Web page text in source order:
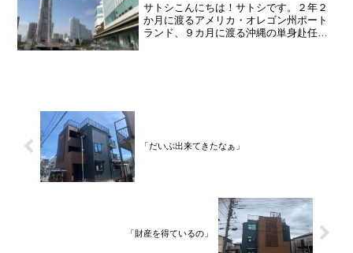
サトシこんにちは！サトシです。２年２
か月に渡るアメリカ・オレゴン州ポート
ランド、９カ月に渡る沖縄の単身赴任の
「だいぶ出来てきたなぁ」
「財産を得ているの」